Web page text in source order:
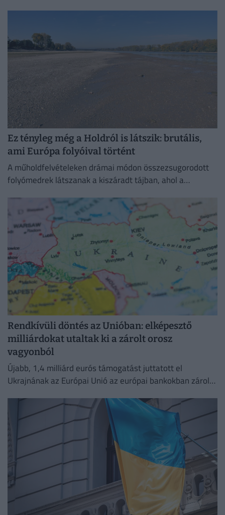
Ez tényleg még a Holdról is látszik: brutális,
ami Európa folyóival történt
A műholdfelvételeken drámai módon összezsugorodott
folyómedrek látszanak a kiszáradt tájban, ahol a
felszín alatti homokpadokat tárt fel.
Rendkívüli döntés az Unióban: elképesztő
milliárdokat utaltak ki a zárolt orosz
vagyonból
Újabb, 1,4 milliárd eurós támogatást juttatott el
Ukrajnának az Európai Unió az európai bankokban zárolt